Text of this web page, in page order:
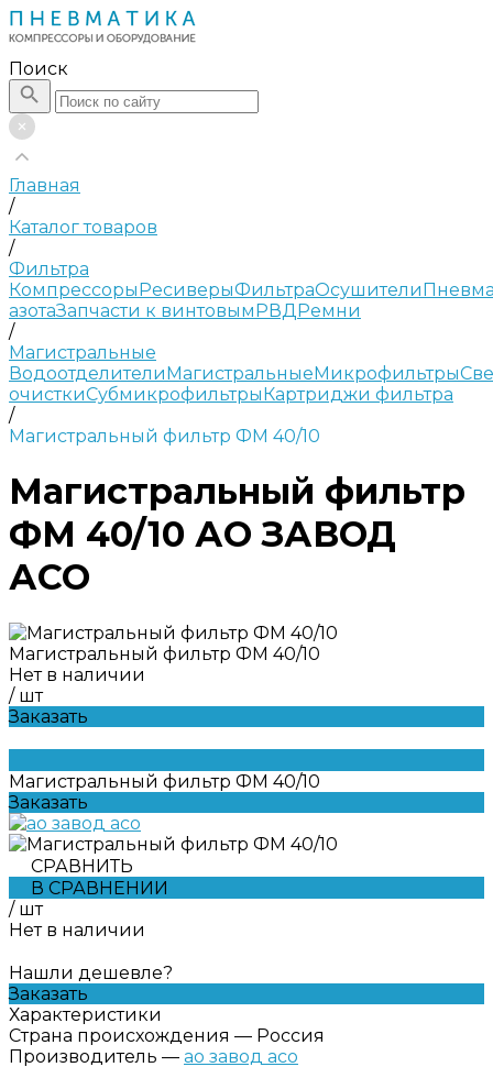
Поиск
Главная
/
Каталог товаров
/
Фильтра
КомпрессорыРесиверыФильтраОсушители
азотаЗапчасти к винтовымРВДРемни
/
Магистральные
ВодоотделителиМагистральныеМикрофильтры
очисткиСубмикрофильтрыКартриджи фильтра
/
Магистральный фильтр ФМ 40/10
Магистральный фильтр
ФМ 40/10 АО ЗАВОД
АСО
Магистральный фильтр ФМ 40/10
Нет в наличии
/ шт
Заказать
Магистральный фильтр ФМ 40/10
Заказать
СРАВНИТЬ
В СРАВНЕНИИ
/ шт
Нет в наличии
Нашли дешевле?
Заказать
Характеристики
Страна происхождения — Россия
Производитель — ао завод асо